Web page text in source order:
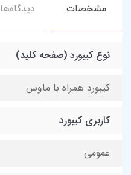
مشخصات دیدگاه‌ها
نوع کیبورد (صفحه کلید)
کیبورد همراه با ماوس
کاربری کیبورد
عمومی